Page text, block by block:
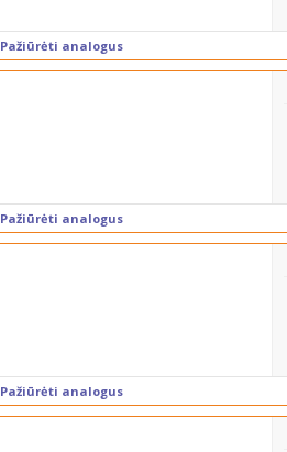
Pažiūrėti analogus
Pažiūrėti analogus
Pažiūrėti analogus